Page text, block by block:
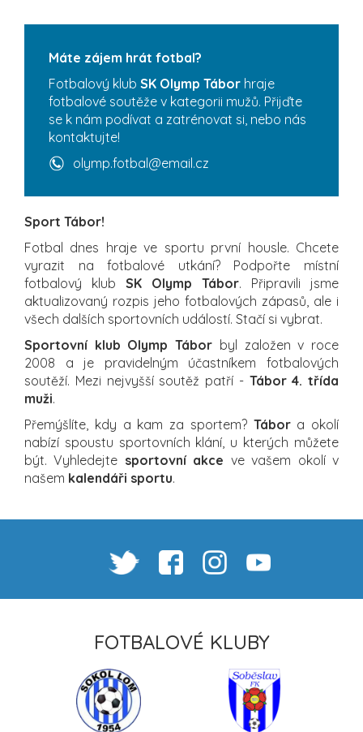
Máte zájem hrát fotbal?
Fotbalový klub SK Olymp Tábor hraje
fotbalové soutěže v kategorii mužů. Přijďte
se k nám podívat a zatrénovat si, nebo nás
kontaktujte!
olymp.fotbal@email.cz
Sport Tábor!
Fotbal dnes hraje ve sportu první housle. Chcete
vyrazit na fotbalové utkání? Podpořte místní
fotbalový klub SK Olymp Tábor. Připravili jsme
aktualizovaný rozpis jeho fotbalových zápasů, ale i
všech dalších sportovních událostí. Stačí si vybrat.
Sportovní klub Olymp Tábor byl založen v roce
2008 a je pravidelným účastníkem fotbalových
soutěží. Mezi nejvyšší soutěž patří - Tábor 4. třída
muži.
Přemýšlíte, kdy a kam za sportem? Tábora okolí
nabízí spoustu sportovních klání, u kterých můžete
být. Vyhledejte sportovní akce ve vašem okolí v
našem kalendáři sportu.
FOTBALOVÉ KLUBY